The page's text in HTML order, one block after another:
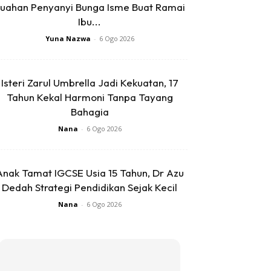
Penyanyi Bunga Isme Buat Ramai
Ibu...
Yuna Nazwa - 6 Ogo 2026
Isteri Zarul Umbrella Jadi Kekuatan, 17
Tahun Kekal Harmoni Tanpa Tayang
Bahagia
Nana - 6 Ogo 2026
Tamat IGCSE Usia 15 Tahun, Dr Azu
Dedah Strategi Pendidikan Sejak Kecil
Nana - 6 Ogo 2026